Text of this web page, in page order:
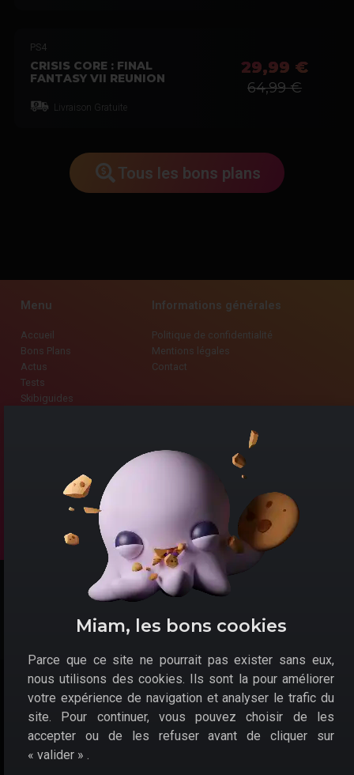
PS4
CRISIS CORE : FINAL
FANTASY VII REUNION
Livraison Gratuite
29,99 €
64,99 €
Tous les bons plans
Menu
Accueil
Bons Plans
Actus
Tests
Skibiguides
promotionnels
Informations générales
Politique de confidentialité
Mentions légales
Contact
©2026 Skibideal –Site réalisé par
Miam, les bons cookies
Parce que ce site ne pourrait pas exister sans eux,
nous utilisons des cookies. Ils sont la pour améliorer
votre expérience de navigation et analyser le trafic du
site. Pour continuer, vous pouvez choisir de les
accepter ou de les refuser avant de cliquer sur
« valider » .